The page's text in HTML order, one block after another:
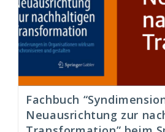
Fachbuch
Neuausrichtung zur